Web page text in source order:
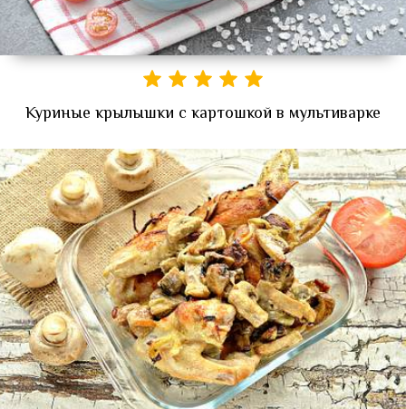
Куриные крылышки с картошкой в мультиварке